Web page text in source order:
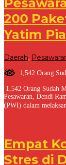
200
Yatim
Daerah,
1,542 Orang
1,542 Orang Sudah
Pesawaran, Dendi
(PWI) dalam
Empat
Stres di